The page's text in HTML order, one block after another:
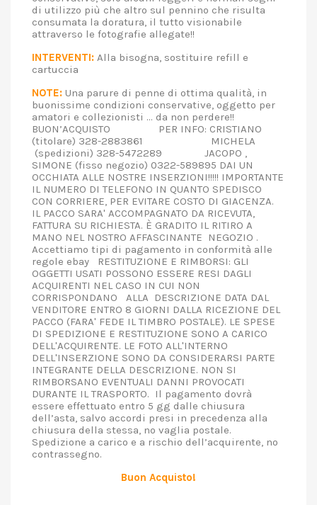
di utilizzo più che altro sul pennino che risulta
consumata la doratura, il tutto visionabile
attraverso le fotografie allegate!!
INTERVENTI: Alla bisogna, sostituire refill e
cartuccia
NOTE: Una parure di penne di ottima qualità, in
buonissime condizioni conservative, oggetto per
amatori e collezionisti ... da non perdere!!
BUON’ACQUISTO PER INFO: CRISTIANO
(titolare) 328-2883861 MICHELA
(spedizioni) 328-5472289 JACOPO ,
SIMONE (fisso negozio) 0322-589895 DAI UN
OCCHIATA ALLE NOSTRE INSERZIONI!!!!! IMPORTANTE
IL NUMERO DI TELEFONO IN QUANTO SPEDISCO
CON CORRIERE, PER EVITARE COSTO DI GIACENZA.
IL PACCO SARA' ACCOMPAGNATO DA RICEVUTA,
FATTURA SU RICHIESTA. È GRADITO IL RITIRO A
MANO NEL NOSTRO AFFASCINANTE NEGOZIO .
Accettiamo tipi di pagamento in conformità alle
regole ebay RESTITUZIONE E RIMBORSI: GLI
OGGETTI USATI POSSONO ESSERE RESI DAGLI
ACQUIRENTI NEL CASO IN CUI NON
CORRISPONDANO ALLA DESCRIZIONE DATA DAL
VENDITORE ENTRO 8 GIORNI DALLA RICEZIONE DEL
PACCO (FARA' FEDE IL TIMBRO POSTALE). LE SPESE
DI SPEDIZIONE E RESTITUZIONE SONO A CARICO
DELL'ACQUIRENTE. LE FOTO ALL'INTERNO
DELL'INSERZIONE SONO DA CONSIDERARSI PARTE
INTEGRANTE DELLA DESCRIZIONE. NON SI
RIMBORSANO EVENTUALI DANNI PROVOCATI
DURANTE IL TRASPORTO. Il pagamento dovrà
essere effettuato entro 5 gg dalle chiusura
dell’asta, salvo accordi presi in precedenza alla
chiusura della stessa, no vaglia postale.
Spedizione a carico e a rischio dell’acquirente, no
contrassegno.
Buon Acquisto!